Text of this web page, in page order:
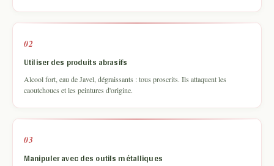
02
Utiliser des produits abrasifs
Alcool fort, eau de Javel, dégraissants : tous proscrits. Ils attaquent les
caoutchoucs et les peintures d'origine.
03
Manipuler avec des outils métalliques